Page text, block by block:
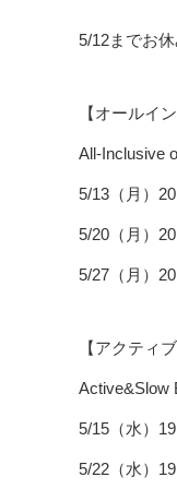
5/12までお休
【オールイ
All-Inclusive
5/13（月）
5/20（月）
5/27（月）
【アクティ
Active&Slow
5/15（水）
5/22（水）